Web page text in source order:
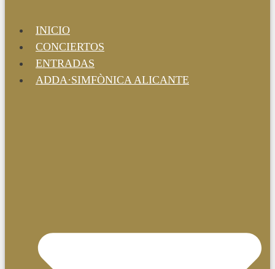
INICIO
CONCIERTOS
ENTRADAS
ADDA·SIMFÒNICA ALICANTE